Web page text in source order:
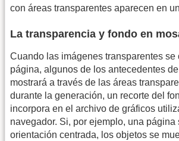
con áreas transparentes aparecen en
La transparencia y fondo en
Cuando las imágenes transparentes se
página, algunos de los antecedentes
mostrará a través de las áreas
durante la generación, un recorte del
incorpora en el archivo de gráficos
navegador. Si, por ejemplo, una página
orientación centrada, los objetos se